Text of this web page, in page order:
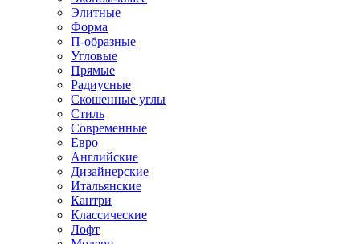
Элитные
Форма
П-образные
Угловые
Прямые
Радиусные
Скошенные углы
Стиль
Современные
Евро
Английские
Дизайнерские
Итальянские
Кантри
Классические
Лофт